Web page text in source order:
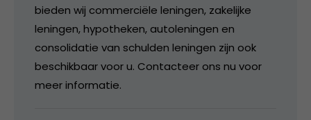
bieden wij commerciële leningen, zakelijke
leningen, hypotheken, autoleningen en
consolidatie van schulden leningen zijn ook
beschikbaar voor u. Contacteer ons nu voor
meer informatie.